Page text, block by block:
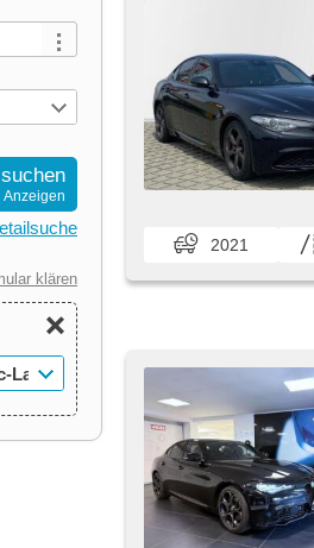
Anzeigen
klären
Lack
2021